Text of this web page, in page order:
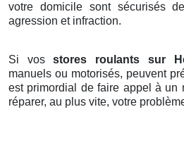
votre domicile sont sécurisés
agression et infraction.
Si vosstores roulants sur
manuels ou motorisés, peuvent
est primordial de faire appel à un
réparer, au plus vite, votre